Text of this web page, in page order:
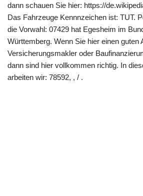
dann schauen Sie hier: https://
Das Fahrzeuge Kennnzeichen ist: TUT.
die Vorwahl: 07429 hat Egesheim im
Württemberg. Wenn Sie hier einen guten
Versicherungsmakler oder
dann sind hier vollkommen richtig. In
arbeiten wir: 78592, , / .